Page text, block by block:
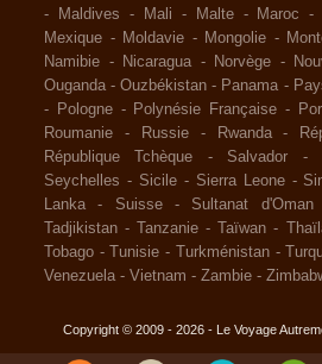
-
Maldives - Mali - Malte - Maroc -
Mexique - Moldavie - Mongolie -
Namibie - Nicaragua - Norvège -
Ouganda -Ouzbékistan - Panama -
-
Pologne - Polynésie Française -
Roumanie
- Russie - Rwanda -
République Tchèque
- Salvador -
Seychelles - Sicile - Sierra Leone -
Lanka
- Suisse - Sultanat d'Oman
Tadjikistan -Tanzanie -Taïwan -
Tobago -Tunisie - Turkménistan -
Venezuela - Vietnam - Zambie -
Copyright © 2009 - 2026 - Le Voyage